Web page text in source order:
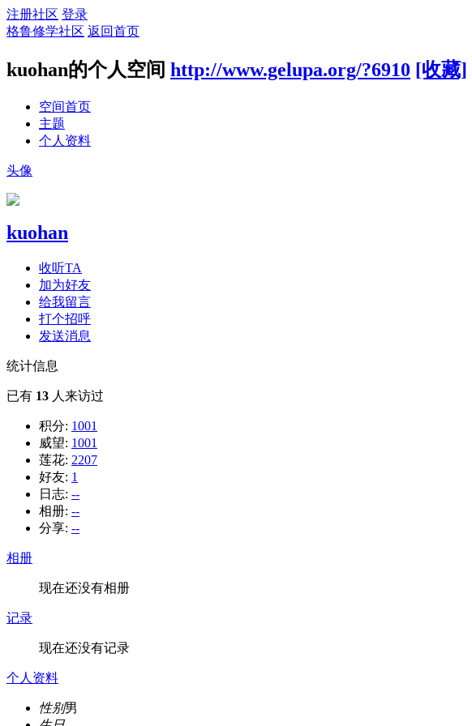
注册社区 登录
格鲁修学社区 返回首页
kuohan的个人空间 http://www.gelupa.org/?6910 [收藏]
空间首页
主题
个人资料
头像
kuohan
收听TA
加为好友
给我留言
打个招呼
发送消息
统计信息
已有 13 人来访过
积分: 1001
威望: 1001
莲花: 2207
好友: 1
日志: --
相册: --
分享: --
相册
现在还没有相册
记录
现在还没有记录
个人资料
性别男